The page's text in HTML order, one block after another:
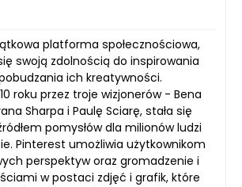
platforma społecznościowa,
swoją zdolnością do inspirowania
ich kreatywności.
roku przez troje wizjonerów - Bena
Sharpa i Paulę Sciarę, stała się
pomysłów dla milionów ludzi
Pinterest umożliwia użytkownikom
perspektyw oraz gromadzenie i
w postaci zdjęć i grafik, które